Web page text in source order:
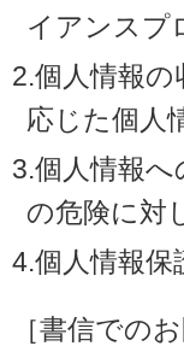
イアンスプ
2.個人情報
応じた個人
3.個人情報
の危険に対
4.個人情報
［書信での